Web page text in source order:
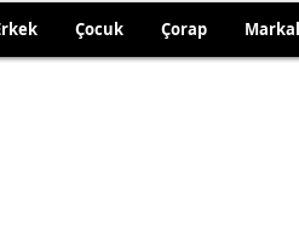
Çocuk Çorap